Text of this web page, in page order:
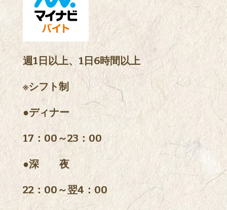
週1日以上、1日6時間以上
※シフト制
●ディナー
17：00～23：00
●深 夜
22：00～翌4：00